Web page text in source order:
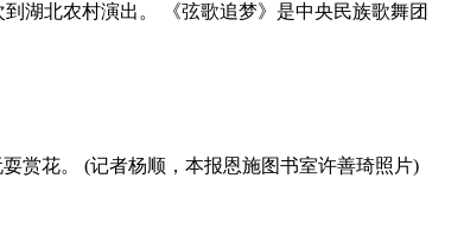
湖北农村演出。 《弦歌追梦》是中央民族歌舞团
赏花。 (记者杨顺，本报恩施图书室许善琦照片)